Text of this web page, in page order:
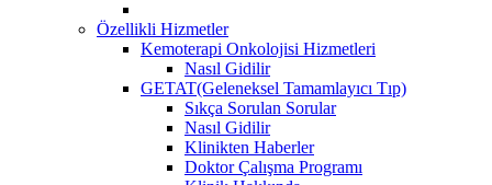
Özellikli Hizmetler
Kemoterapi Onkolojisi Hizmetleri
Nasıl Gidilir
GETAT(Geleneksel Tamamlayıcı Tıp)
Sıkça Sorulan Sorular
Nasıl Gidilir
Klinikten Haberler
Doktor Çalışma Programı